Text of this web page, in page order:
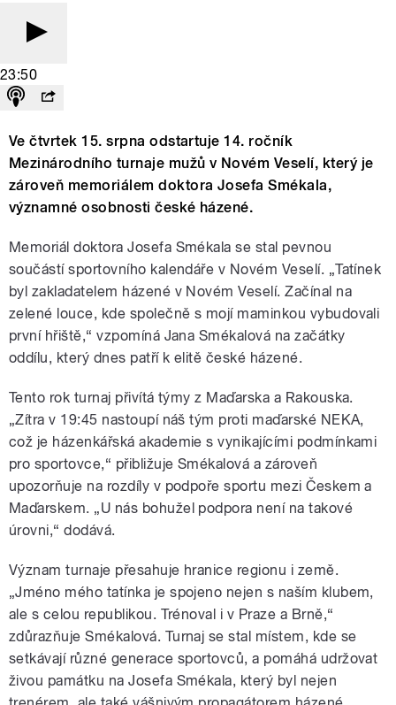
23:50
Ve čtvrtek 15. srpna odstartuje 14. ročník
Mezinárodního turnaje mužů v Novém Veselí, který je
zároveň memoriálem doktora Josefa Smékala,
významné osobnosti české házené.
Memoriál doktora Josefa Smékala se stal pevnou
součástí sportovního kalendáře v Novém Veselí. „Tatínek
byl zakladatelem házené v Novém Veselí. Začínal na
zelené louce, kde společně s mojí maminkou vybudovali
první hřiště,“ vzpomíná Jana Smékalová na začátky
oddílu, který dnes patří k elitě české házené.
Tento rok turnaj přivítá týmy z Maďarska a Rakouska.
„Zítra v 19:45 nastoupí náš tým proti maďarské NEKA,
což je házenkářská akademie s vynikajícími podmínkami
pro sportovce,“ přibližuje Smékalová a zároveň
upozorňuje na rozdíly v podpoře sportu mezi Českem a
Maďarskem. „U nás bohužel podpora není na takové
úrovni,“ dodává.
Význam turnaje přesahuje hranice regionu i země.
„Jméno mého tatínka je spojeno nejen s naším klubem,
ale s celou republikou. Trénoval i v Praze a Brně,“
zdůrazňuje Smékalová. Turnaj se stal místem, kde se
setkávají různé generace sportovců, a pomáhá udržovat
živou památku na Josefa Smékala, který byl nejen